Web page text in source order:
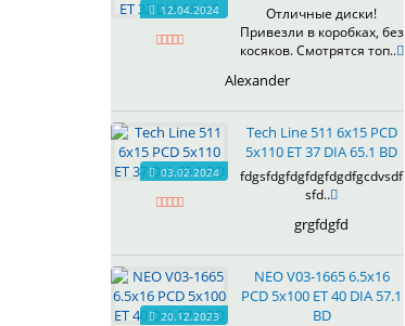
12.04.2024
Отличные диски!
Привезли в коробках, без
косяков. Смотрятся топ..
Alexander
03.02.2024
Tech Line 511 6x15 PCD
5x110 ET 37 DIA 65.1 BD
fdgsfdgfdgfdgfdgdfgcdvsdf
sfd..
grgfdgfd
20.12.2023
NEO V03-1665 6.5x16
PCD 5x100 ET 40 DIA 57.1
BD